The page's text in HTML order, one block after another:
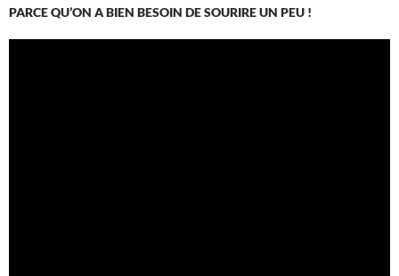
PARCE QU’ON A BIEN BESOIN DE SOURIRE UN PEU !